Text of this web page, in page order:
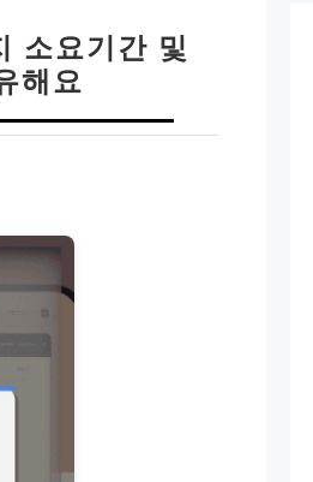
소요기간 및
해요